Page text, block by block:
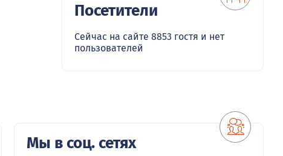
Посетители
Сейчас на сайте 8853 гостя и нет
пользователей
Мы в соц. сетях